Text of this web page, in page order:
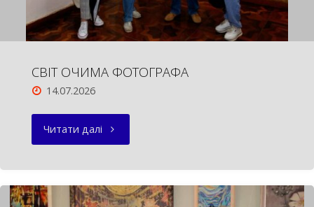
СВІТ ОЧИМА ФОТОГРАФА
14.07.2026
Читати далі "СВІТ
ФОТОГРАФА"